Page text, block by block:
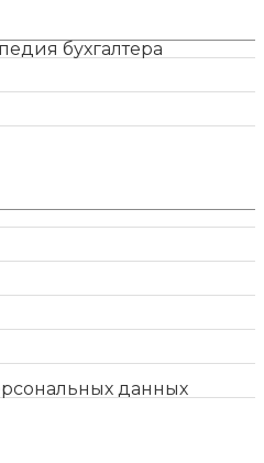
бухгалтера
данных